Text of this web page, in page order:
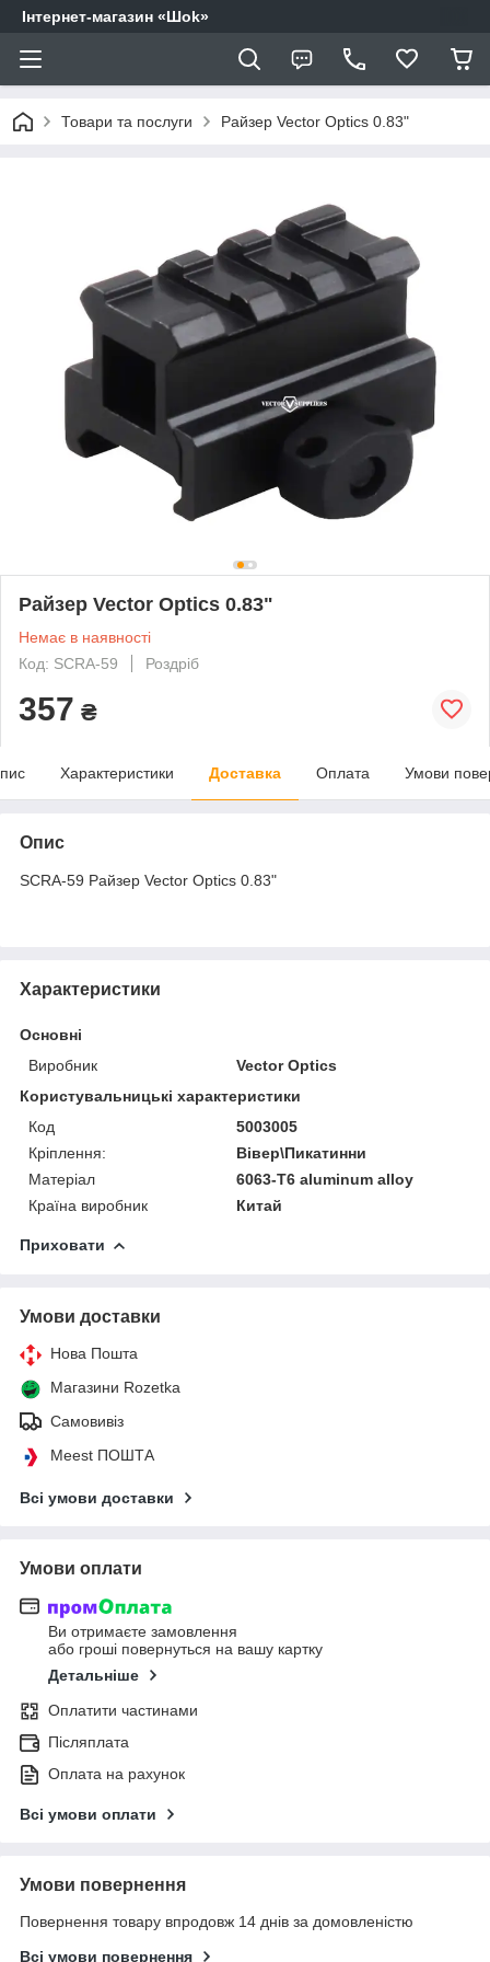
Інтернет-магазин «Шоk»
Товари та послуги Райзер Vector Optics 0.83"
Райзер Vector Optics 0.83"
Немає в наявності
Код: SCRA-59
Роздріб
357 ₴
Характеристики Доставка Оплата Умови
Опис
SCRA-59 Райзер Vector Optics 0.83"
Характеристики
Основні
Виробник
Vector Optics
Користувальницькі характеристики
Код
5003005
Кріплення:
Вівер\Пикатинни
Матеріал
6063-T6 aluminum alloy
Країна виробник
Китай
Приховати
Умови доставки
Нова Пошта
Магазини Rozetka
Самовивіз
Meest ПОШТА
Всі умови доставки
Умови оплати
Ви отримаєте замовлення
або гроші повернуться на вашу картку
Детальніше
Оплатити частинами
Післяплата
Оплата на рахунок
Всі умови оплати
Умови повернення
Повернення товару впродовж 14 днів за домовленістю
Всі умови повернення